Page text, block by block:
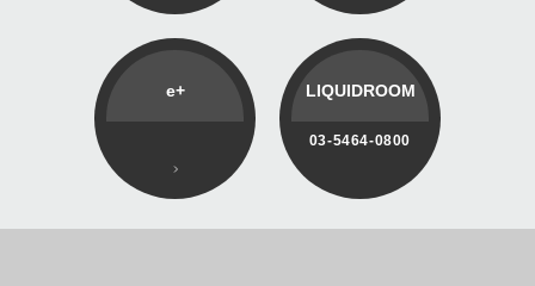
e+ LIQUIDROOM
03-5464-0800